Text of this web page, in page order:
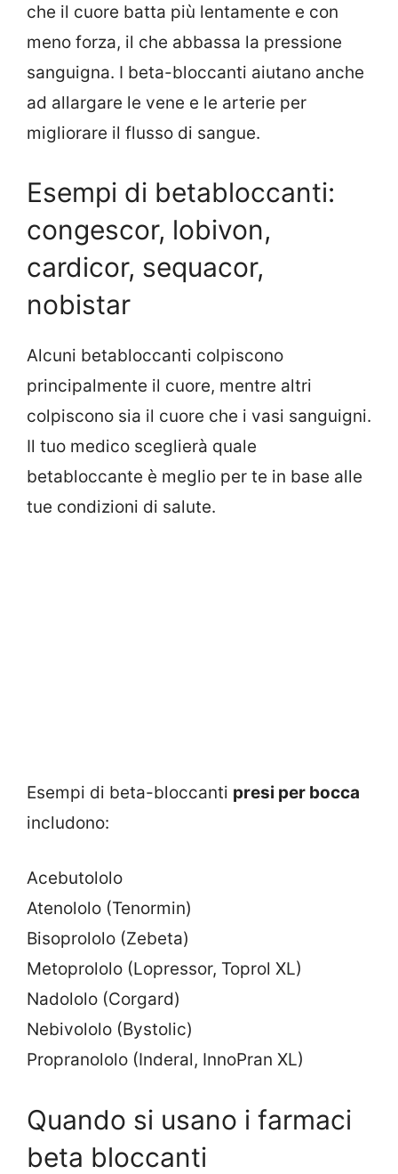
che il cuore batta più lentamente e con
meno forza, il che abbassa la pressione
sanguigna. I beta-bloccanti aiutano anche
ad allargare le vene e le arterie per
migliorare il flusso di sangue.
Esempi di betabloccanti:
congescor, lobivon,
cardicor, sequacor,
nobistar
Alcuni betabloccanti colpiscono
principalmente il cuore, mentre altri
colpiscono sia il cuore che i vasi sanguigni.
Il tuo medico sceglierà quale
betabloccante è meglio per te in base alle
tue condizioni di salute.
Esempi di beta-bloccanti presi per bocca
includono:
Acebutololo
Atenololo (Tenormin)
Bisoprololo (Zebeta)
Metoprololo (Lopressor, Toprol XL)
Nadololo (Corgard)
Nebivololo (Bystolic)
Propranololo (Inderal, InnoPran XL)
Quando si usano i farmaci
beta bloccanti